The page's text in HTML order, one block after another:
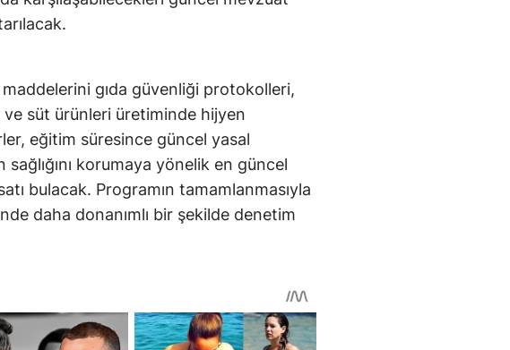
gıda güvenliği protokolleri,
süt ürünleri üretiminde hijyen
eğitim süresince güncel yasal
sağlığını korumaya yönelik en güncel
bulacak. Programın tamamlanmasıyla
daha donanımlı bir şekilde denetim